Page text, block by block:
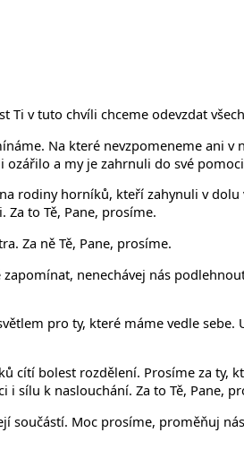
Ti v tuto chvíli chceme odevzdat
Na které nevzpomeneme
a my je zahrnuli do své
rodiny horníků, kteří zahynuli v
to Tě, Pane, prosíme.
Za ně Tě, Pane, prosíme.
nenechávej nás
pro ty, které máme vedle
cítí bolest rozdělení. Prosíme za
sílu k naslouchání. Za to Tě, Pane,
součástí. Moc prosíme, proměňuj